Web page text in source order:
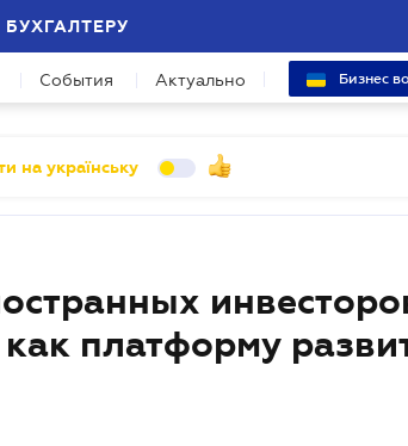
БУХГАЛТЕРУ
События Актуально Бизнес
на українську
платформу